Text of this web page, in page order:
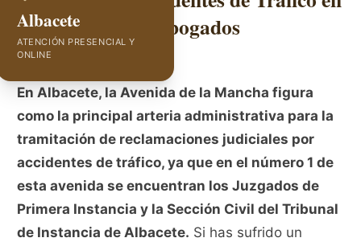
Albacete | GVC Abogados
Albacete
ATENCIÓN PRESENCIAL Y
ONLINE
En Albacete, la Avenida de la Mancha figura
como la principal arteria administrativa para la
tramitación de reclamaciones judiciales por
accidentes de tráfico, ya que en el número 1 de
esta avenida se encuentran los Juzgados de
Primera Instancia y la Sección Civil del Tribunal
de Instancia de Albacete. Si has sufrido un